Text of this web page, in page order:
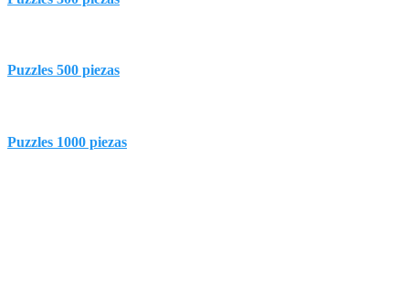
Puzzles 500 piezas
Puzzles 1000 piezas